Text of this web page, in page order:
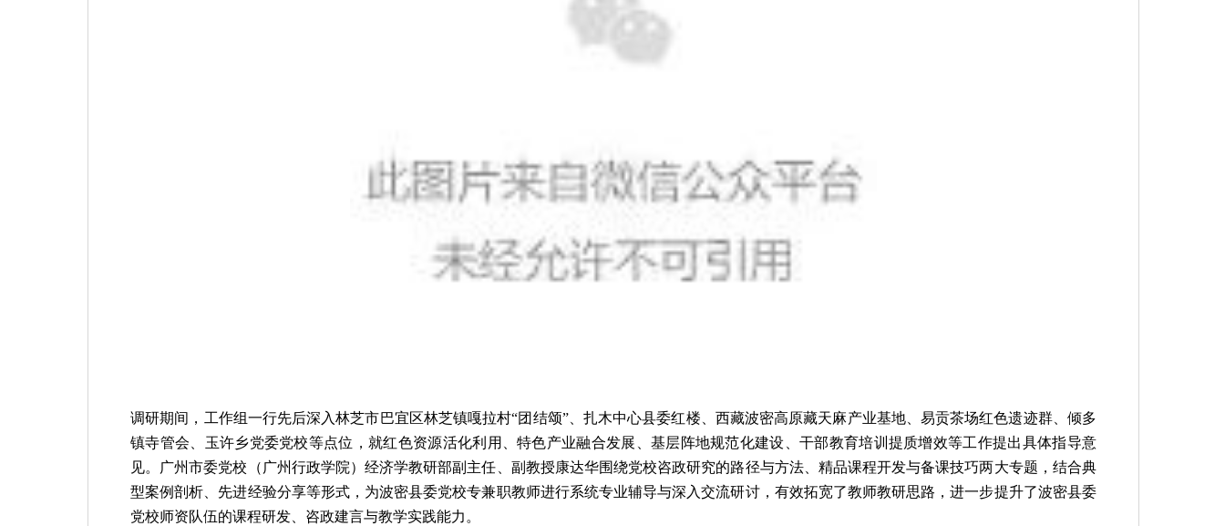
调研期间，工作组一行先后深入林芝市巴宜区林芝镇嘎拉村“团结颂”、扎木中心县委红楼、西藏波密高原藏天麻产业基地、易贡茶场红色遗迹群、倾多
镇寺管会、玉许乡党委党校等点位，就红色资源活化利用、特色产业融合发展、基层阵地规范化建设、干部教育培训提质增效等工作提出具体指导意
见。广州市委党校（广州行政学院）经济学教研部副主任、副教授康达华围绕党校咨政研究的路径与方法、精品课程开发与备课技巧两大专题，结合典
型案例剖析、先进经验分享等形式，为波密县委党校专兼职教师进行系统专业辅导与深入交流研讨，有效拓宽了教师教研思路，进一步提升了波密县委
党校师资队伍的课程研发、咨政建言与教学实践能力。